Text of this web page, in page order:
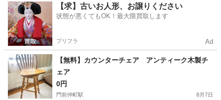
東京 江東区 東大島駅 収納家具
【求】古いお人形、お譲りください
状態が悪くてもOK！最大限買取します
プリフラ Ad
【無料】カウンターチェア アンティーク木製チ
ェア
0円
門前仲町駅 8月7日